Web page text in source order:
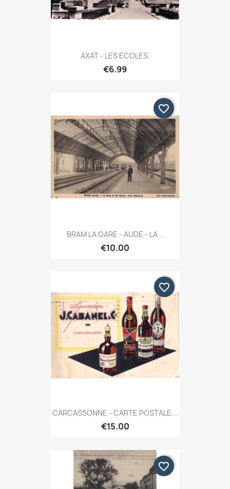
AXAT - LES ECOLES.
€6.99
BRAM LA GARE - AUDE - LA...
€10.00
favorite_border
CARCASSONNE - CARTE POSTALE...
€15.00
favorite_border
favorite_border